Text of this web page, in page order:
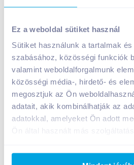
Ez a weboldal sütiket használ
Sütiket használunk a tartalmak
szabásához, közösségi funkciók
valamint weboldalforgalmunk
közösségi média-, hirdető- és
megosztjuk az Ön
adatait, akik kombinálhatják az
adatokkal, amelyeket Ön adott
Házias Ízek magyaros bab
1 199Ft /
Egységár: 2 998
Nettó eladási ár: 944 Ft
1 karton = 6 db